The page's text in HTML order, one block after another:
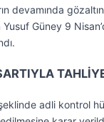
devamında
Güney 9
şeklinde adli kontrol